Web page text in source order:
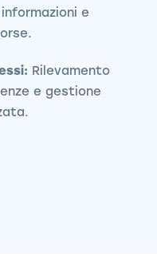
e
Rilevamento
e gestione